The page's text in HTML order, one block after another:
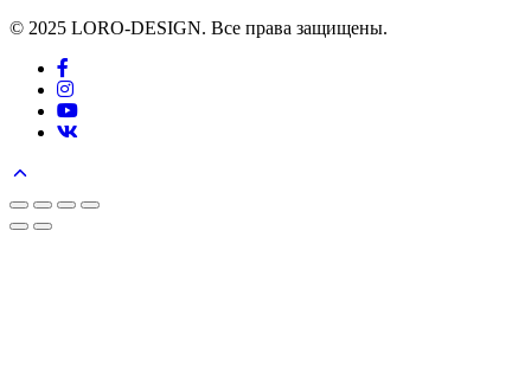
© 2025 LORO-DESIGN. Все права защищены.